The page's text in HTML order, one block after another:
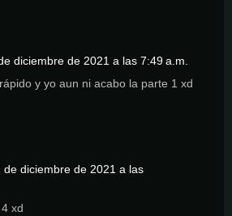
diciembre de 2021 a las 7:49 a.m.
y yo aun ni acabo la parte 1 xd
de diciembre de 2021 a las
xd